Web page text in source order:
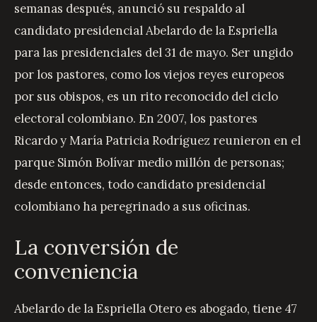
semanas después, anunció su respaldo al
candidato presidencial Abelardo de la Espriella
para las presidenciales del 31 de mayo. Ser ungido
por los pastores, como los viejos reyes europeos
por sus obispos, es un rito reconocido del ciclo
electoral colombiano. En 2007, los pastores
Ricardo y María Patricia Rodríguez reunieron en el
parque Simón Bolívar medio millón de personas;
desde entonces, todo candidato presidencial
colombiano ha peregrinado a sus oficinas.
La conversión de
conveniencia
Abelardo de la Espriella Otero es abogado, tiene 47